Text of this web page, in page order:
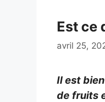
Est ce
avril 25,
Il est
de fruits